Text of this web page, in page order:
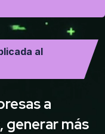
al
a
generar más